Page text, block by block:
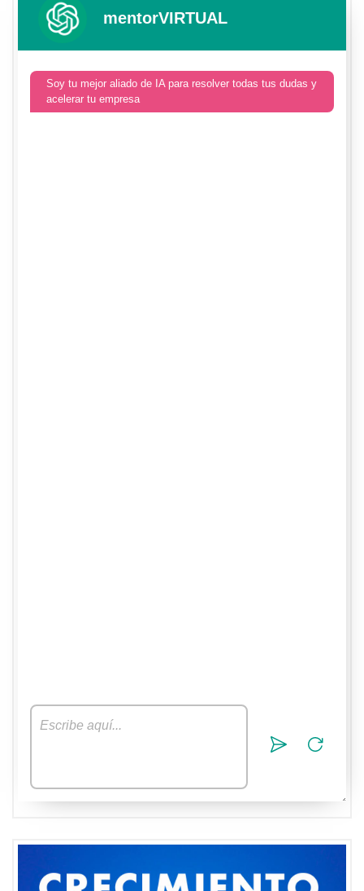
mentorVIRTUAL
Soy tu mejor aliado de IA para resolver todas tus dudas y
acelerar tu empresa